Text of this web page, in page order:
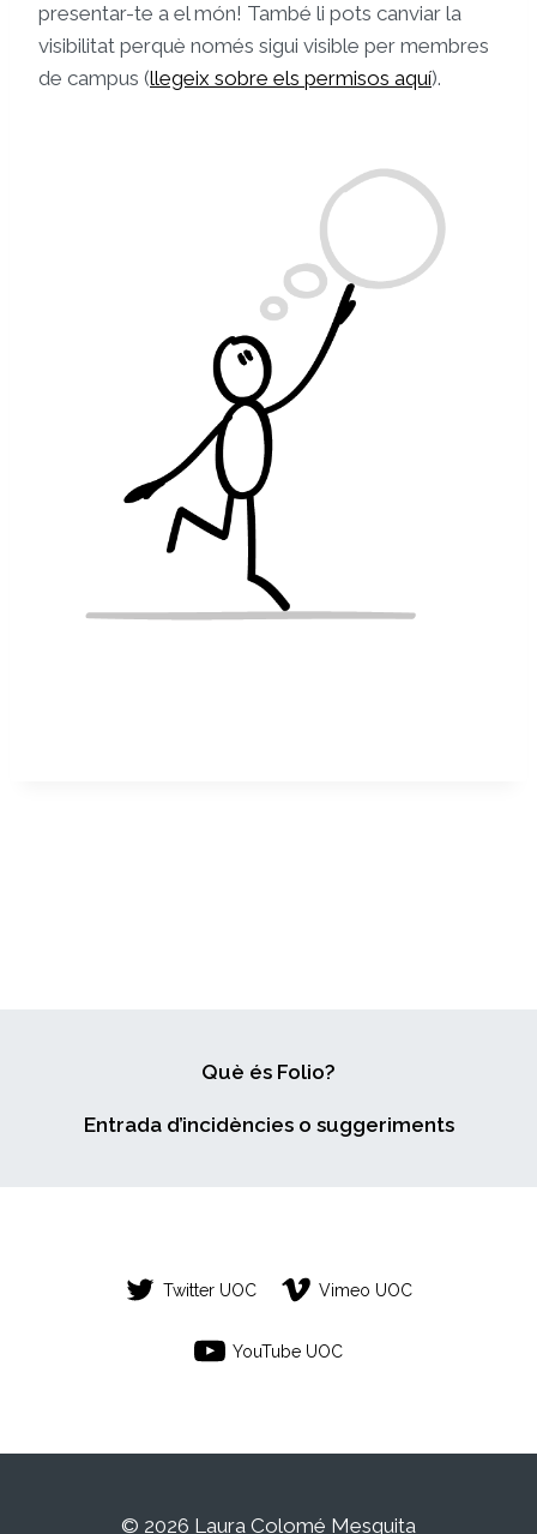
presentar-te a el món! També li pots canviar la
visibilitat perquè només sigui visible per membres
de campus (llegeix sobre els permisos aquí).
Què és Folio?
Entrada d’incidències o suggeriments
Twitter UOC Vimeo UOC
YouTube UOC
© 2026 Laura Colomé Mesquita